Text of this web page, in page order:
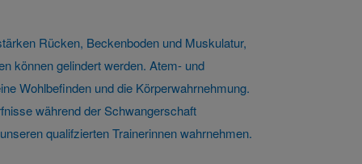
Rücken, Beckenboden und Muskulatur,
können gelindert werden. Atem- und
Wohlbefinden und die Körperwahrnehmung.
während der Schwangerschaft
qualifzierten Trainerinnen wahrnehmen.